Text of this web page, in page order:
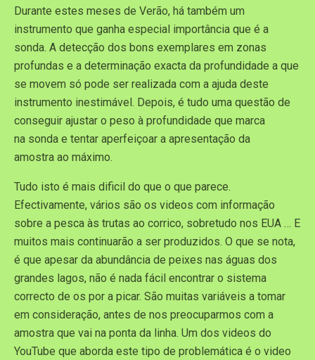
Durante estes meses de Verão, há também um
instrumento que ganha especial importância que é a
sonda. A detecção dos bons exemplares em zonas
profundas e a determinação exacta da profundidade a que
se movem só pode ser realizada com a ajuda deste
instrumento inestimável. Depois, é tudo uma questão de
conseguir ajustar o peso à profundidade que marca
na sonda e tentar aperfeiçoar a apresentação da
amostra ao máximo.
Tudo isto é mais dificil do que o que parece.
Efectivamente, vários são os videos com informação
sobre a pesca às trutas ao corrico, sobretudo nos EUA … E
muitos mais continuarão a ser produzidos. O que se nota,
é que apesar da abundância de peixes nas águas dos
grandes lagos, não é nada fácil encontrar o sistema
correcto de os por a picar. São muitas variáveis a tomar
em consideração, antes de nos preocuparmos com a
amostra que vai na ponta da linha. Um dos videos do
YouTube que aborda este tipo de problemática é o video